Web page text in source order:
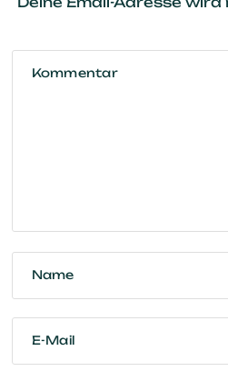
Kommentar
Name
E-Mail